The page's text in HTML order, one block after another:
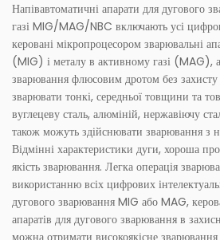
Напівавтоматичні апарати для дугового
газі MIG/MAG/NBC включають усі
керовані мікропроцесором зварювальні
(MIG) і металу в активному газі (MAG),
зварювання флюсовим дротом без
зварювати тонкі, середньої товщини та
вуглецеву сталь, алюміній, нержавіючу
також можуть здійснювати зварювання з
Відмінні характеристики дуги, хороша
якість зварювання. Легка операція
використанню всіх цифрових
дугового зварювання MIG або MAG,
апаратів для дугового зварювання в